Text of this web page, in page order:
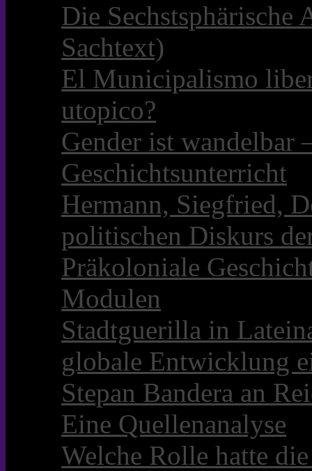
Die Sechstsphärische
Sachtext)
El Municipalismo
utopico?
Gender ist
Geschichtsunterricht
Hermann, Siegfried,
politischen Diskurs
Präkoloniale
Modulen
Stadtguerilla in
globale Entwicklung
Stepan Bandera an
Eine Quellenanalyse
Welche Rolle hatte